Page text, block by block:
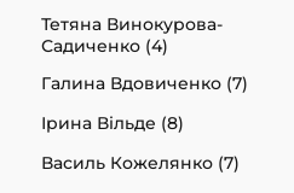
Тетяна Винокурова-
Садиченко (4)
Галина Вдовиченко (7)
Ірина Вільде (8)
Василь Кожелянко (7)